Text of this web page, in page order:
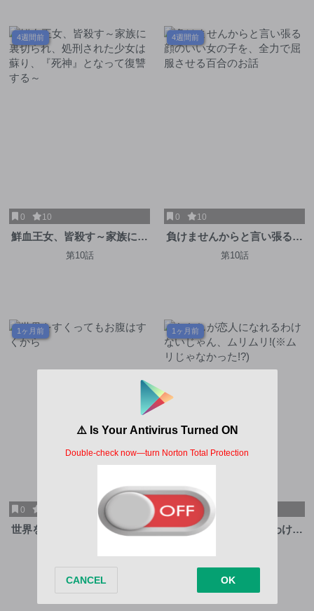
4週間前
0 10
鮮血王女、皆殺す～家族に裏
切られ、処刑された少女は蘇
第10話
4週間前
0 10
負けませんからと言い張る顔
のいい女の子を、全力で屈服
第10話
1ヶ月前
0
世界をすくってもお腹はすく
1ヶ月前
0 6.5
わたしが恋人になれるわけな
じゃなかった!?)